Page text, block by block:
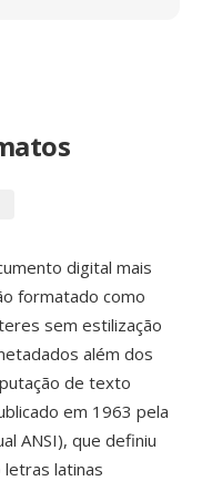
digital mais
formatado como
sem estilização
além dos
de texto
em 1963 pela
ANSI), que definiu
letras latinas